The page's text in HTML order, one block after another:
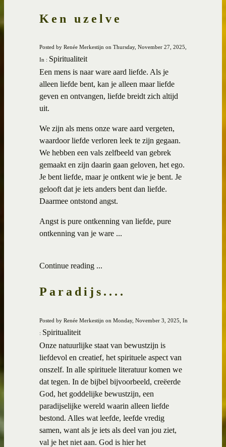
Ken uzelve
Posted by Renée Merkestijn on Thursday, November 27, 2025,
In : Spiritualiteit
Een mens is naar ware aard liefde. Als je
alleen liefde bent, kan je alleen maar liefde
geven en ontvangen, liefde breidt zich altijd
uit.
We zijn als mens onze ware aard vergeten,
waardoor liefde verloren leek te zijn gegaan.
We hebben een vals zelfbeeld van gebrek
gemaakt en zijn daarin gaan geloven, het ego.
Je bent liefde, maar je ontkent wie je bent. Je
gelooft dat je iets anders bent dan liefde.
Daarmee ontstond angst.
Angst is pure ontkenning van liefde, pure
ontkenning van je ware ...
Continue reading ...
Paradijs....
Posted by Renée Merkestijn on Monday, November 3, 2025, In
: Spiritualiteit
Onze natuurlijke staat van bewustzijn is
liefdevol en creatief, het spirituele aspect van
onszelf. In alle spirituele literatuur komen we
dat tegen. In de bijbel bijvoorbeeld, creëerde
God, het goddelijke bewustzijn, een
paradijselijke wereld waarin alleen liefde
bestond. Alles wat leefde, leefde vredig
samen, want als je iets als deel van jou ziet,
val je het niet aan. God is hier het